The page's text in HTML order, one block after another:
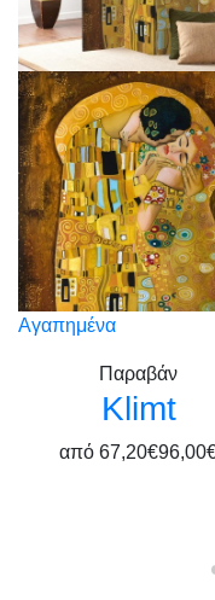
Αγαπημένα
Παραβάν
Klimt
από 67,20€